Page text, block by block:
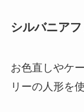
シルバニア
お色直しやケ
リーの人形を